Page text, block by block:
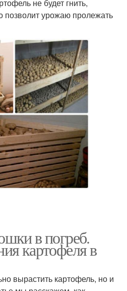
не будет гнить,
позволит урожаю пролежать
в погреб.
картофеля в
вырастить картофель, но и